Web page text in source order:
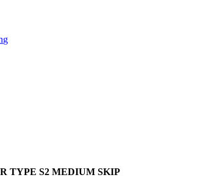
TYPE S2 MEDIUM SKIP